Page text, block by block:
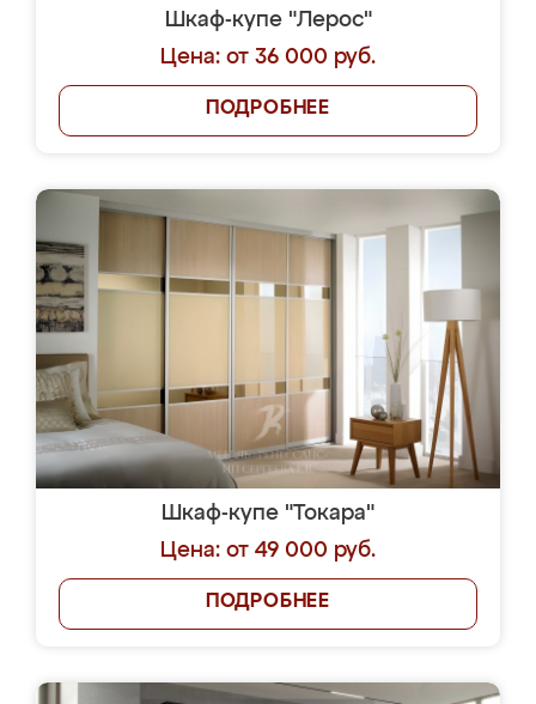
Шкаф-купе "Лерос"
Цена: от 36 000 руб.
ПОДРОБНЕЕ
Шкаф-купе "Токара"
Цена: от 49 000 руб.
ПОДРОБНЕЕ